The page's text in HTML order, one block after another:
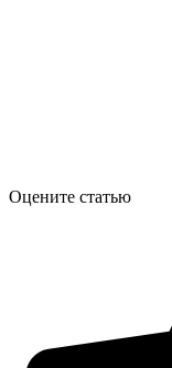
Оцените статью